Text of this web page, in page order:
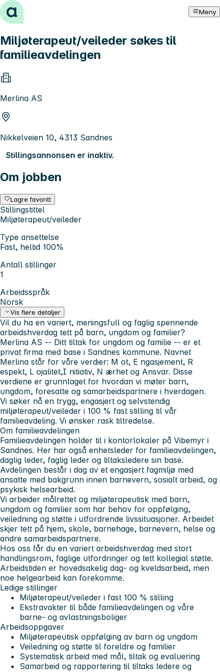
Hopp til innhold Meny
Miljøterapeut/veileder søkes til
familieavdelingen
Merlina AS
Nikkelveien 10, 4313 Sandnes
Stillingsannonsen er inaktiv.
Om jobben
Lagre favoritt
Stillingstittel
Miljøterapeut/veileder
Type ansettelse
Fast, heltid 100%
Antall stillinger
1
Arbeidsspråk
Norsk
Vis flere detaljer
Vil du ha en variert, meningsfull og faglig spennende
arbeidshverdag tett på barn, ungdom og familier?
Merlina AS -- Ditt tiltak for ungdom og familie -- er et
privat firma med base i Sandnes kommune. Navnet
Merlina står for våre verdier: M ot, E ngasjement, R
espekt, L ojalitet,I nitiativ, N ærhet og Ansvar. Disse
verdiene er grunnlaget for hvordan vi møter barn,
ungdom, foresatte og samarbeidspartnere i hverdagen.
Vi søker nå en trygg, engasjert og selvstendig
miljøterapeut/veileder i 100 % fast stilling til vår
familieavdeling. Vi ønsker rask tiltredelse.
Om familieavdelingen
Familieavdelingen holder til i kontorlokaler på Vibemyr i
Sandnes. Her har også enhetsleder for familieavdelingen,
daglig leder, faglig leder og tiltaksledere sin base.
Avdelingen består i dag av et engasjert fagmiljø med
ansatte med bakgrunn innen barnevern, sosialt arbeid, og
psykisk helsearbeid.
Vi arbeider målrettet og miljøterapeutisk med barn,
ungdom og familier som har behov for oppfølging,
veiledning og støtte i utfordrende livssituasjoner. Arbeidet
skjer tett på hjem, skole, barnehage, barnevern, helse og
andre samarbeidspartnere.
Hos oss får du en variert arbeidshverdag med stort
handlingsrom, faglige utfordringer og tett kollegial støtte.
Arbeidstiden er hovedsakelig dag- og kveldsarbeid, men
noe helgearbeid kan forekomme.
Ledige stillinger
Miljøterapeut/veileder i fast 100 % stilling
Ekstravakter til både familieavdelingen og våre
barne- og avlastningsboliger
Arbeidsoppgaver
Miljøterapeutisk oppfølging av barn og ungdom
Veiledning og støtte til foreldre og familier
Systematisk arbeid med mål, tiltak og evaluering
Samarbeid og rapportering til tiltaks ledere og